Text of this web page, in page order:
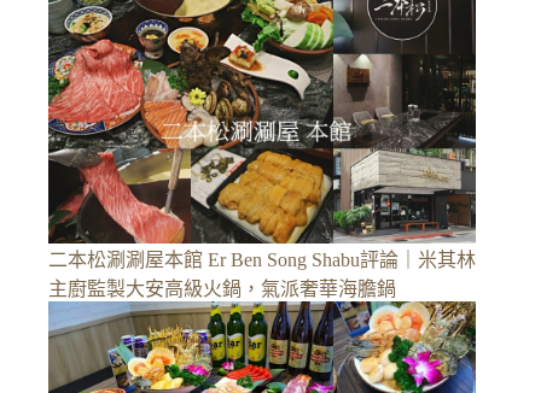
二本松涮涮屋本館 Er Ben Song Shabu評論｜米其林
主廚監製大安高級火鍋，氣派奢華海膽鍋